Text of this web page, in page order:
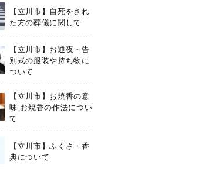
【立川市】ふくさ・香典につ
【立川市】自死をされ
た方の葬儀に関して
【立川市】お通夜・告
別式の服装や持ち物に
ついて
【立川市】お焼香の意
味 お焼香の作法につい
て
【立川市】ふくさ・香
典について